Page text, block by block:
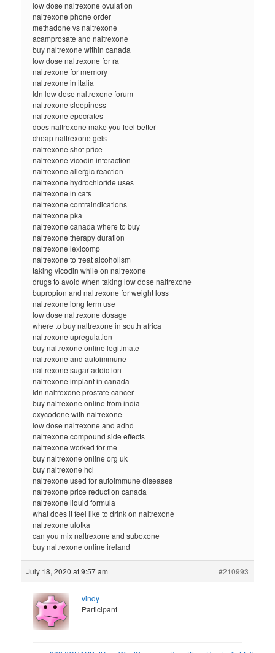
low dose naltrexone ovulation
naltrexone phone order
methadone vs naltrexone
acamprosate and naltrexone
buy naltrexone within canada
low dose naltrexone for ra
naltrexone for memory
naltrexone in italia
ldn low dose naltrexone forum
naltrexone sleepiness
naltrexone epocrates
does naltrexone make you feel better
cheap naltrexone gels
naltrexone shot price
naltrexone vicodin interaction
naltrexone allergic reaction
naltrexone hydrochloride uses
naltrexone in cats
naltrexone contraindications
naltrexone pka
naltrexone canada where to buy
naltrexone therapy duration
naltrexone lexicomp
naltrexone to treat alcoholism
taking vicodin while on naltrexone
drugs to avoid when taking low dose naltrexone
bupropion and naltrexone for weight loss
naltrexone long term use
low dose naltrexone dosage
where to buy naltrexone in south africa
naltrexone upregulation
buy naltrexone online legitimate
naltrexone and autoimmune
naltrexone sugar addiction
naltrexone implant in canada
ldn naltrexone prostate cancer
buy naltrexone online from india
oxycodone with naltrexone
low dose naltrexone and adhd
naltrexone compound side effects
naltrexone worked for me
buy naltrexone online org uk
buy naltrexone hcl
naltrexone used for autoimmune diseases
naltrexone price reduction canada
naltrexone liquid formula
what does it feel like to drink on naltrexone
naltrexone ulotka
can you mix naltrexone and suboxone
buy naltrexone online ireland
July 18, 2020 at 9:57 am #210993
vindy
Participant